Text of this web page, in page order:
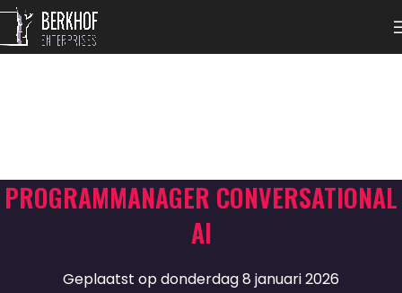
PROGRAMMANAGER CONVERSATIONAL
AI
Geplaatst op donderdag 8 januari 2026